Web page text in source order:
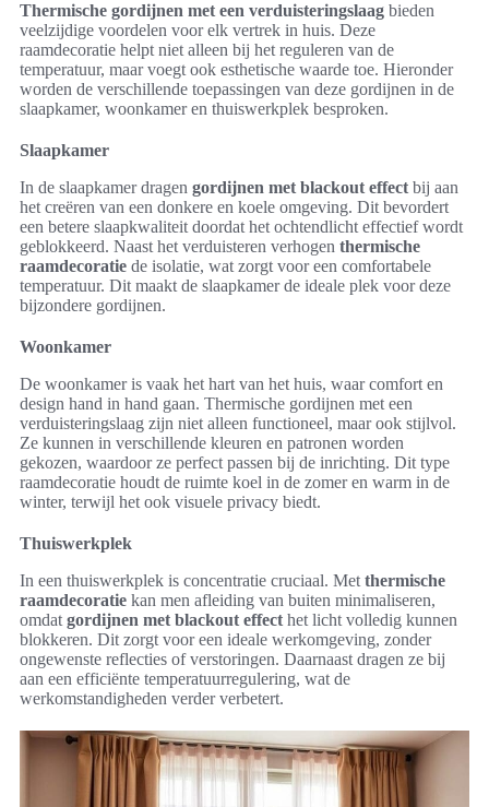
Thermische gordijnen met een verduisteringslaag bieden
veelzijdige voordelen voor elk vertrek in huis. Deze
raamdecoratie helpt niet alleen bij het reguleren van de
temperatuur, maar voegt ook esthetische waarde toe. Hieronder
worden de verschillende toepassingen van deze gordijnen in de
slaapkamer, woonkamer en thuiswerkplek besproken.
Slaapkamer
In de slaapkamer dragen gordijnen met blackout effect bij aan
het creëren van een donkere en koele omgeving. Dit bevordert
een betere slaapkwaliteit doordat het ochtendlicht effectief wordt
geblokkeerd. Naast het verduisteren verhogen thermische
raamdecoratie de isolatie, wat zorgt voor een comfortabele
temperatuur. Dit maakt de slaapkamer de ideale plek voor deze
bijzondere gordijnen.
Woonkamer
De woonkamer is vaak het hart van het huis, waar comfort en
design hand in hand gaan. Thermische gordijnen met een
verduisteringslaag zijn niet alleen functioneel, maar ook stijlvol.
Ze kunnen in verschillende kleuren en patronen worden
gekozen, waardoor ze perfect passen bij de inrichting. Dit type
raamdecoratie houdt de ruimte koel in de zomer en warm in de
winter, terwijl het ook visuele privacy biedt.
Thuiswerkplek
In een thuiswerkplek is concentratie cruciaal. Met thermische
raamdecoratie kan men afleiding van buiten minimaliseren,
omdat gordijnen met blackout effect het licht volledig kunnen
blokkeren. Dit zorgt voor een ideale werkomgeving, zonder
ongewenste reflecties of verstoringen. Daarnaast dragen ze bij
aan een efficiënte temperatuurregulering, wat de
werkomstandigheden verder verbetert.